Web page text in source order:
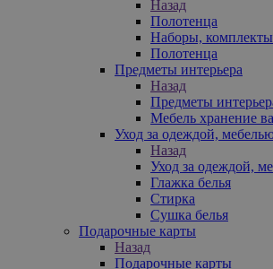
Назад
Полотенца
Наборы,
Полотенца
Предметы интерьера
Назад
Предметы
Мебель хранение
Уход за одеждой,
Назад
Уход за одеждой,
Глажка белья
Стирка
Сушка белья
Подарочные карты
Назад
Подарочные карты